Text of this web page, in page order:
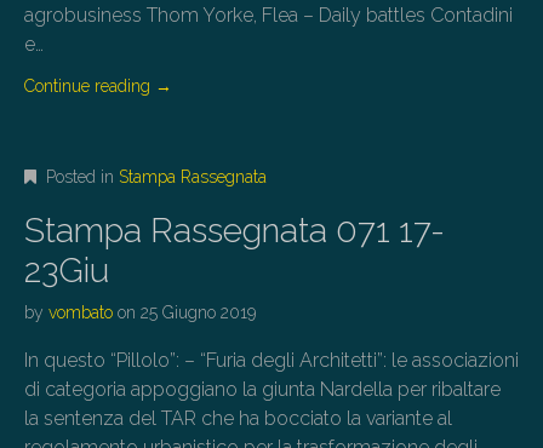
agrobusiness Thom Yorke, Flea – Daily battles Contadini
e…
Continue reading →
Posted in Stampa Rassegnata
Stampa Rassegnata 071 17-
23Giu
by vombato on 25 Giugno 2019
In questo “Pillolo”: – “Furia degli Architetti”: le associazioni
di categoria appoggiano la giunta Nardella per ribaltare
la sentenza del TAR che ha bocciato la variante al